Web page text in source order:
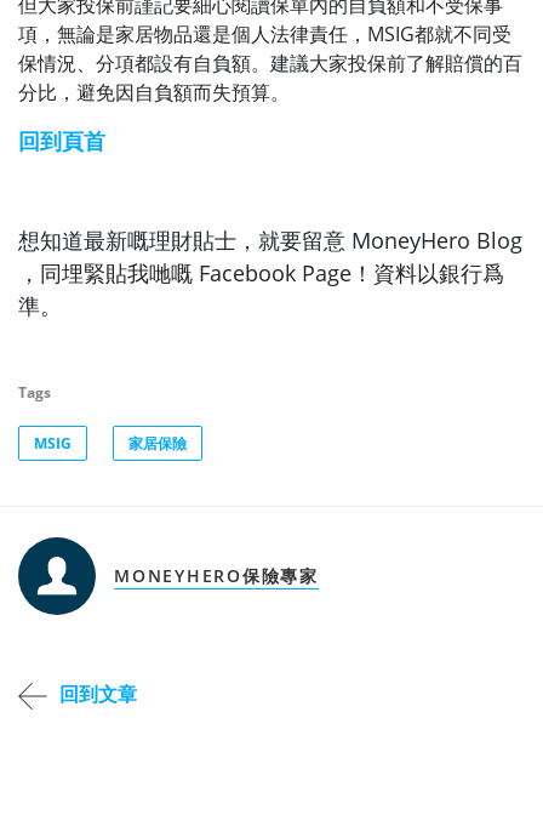
項，無論是家居物品還是個人法律責任，MSIG都就不同受
保情況、分項都設有自負額。建議大家投保前了解賠償的百
分比，避免因自負額而失預算。
回到頁首
想知道最新嘅理財貼士，就要留意 MoneyHero Blog
，同埋緊貼我哋嘅 Facebook Page！資料以銀行爲
準。
Tags
MSIG 家居保險
MONEYHERO保險專家
回到文章